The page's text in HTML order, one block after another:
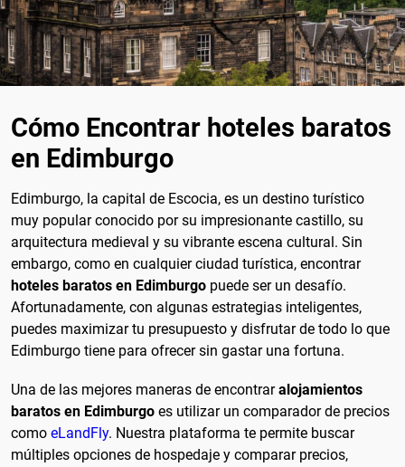
Cómo Encontrar hoteles baratos
en Edimburgo
Edimburgo, la capital de Escocia, es un destino turístico
muy popular conocido por su impresionante castillo, su
arquitectura medieval y su vibrante escena cultural. Sin
embargo, como en cualquier ciudad turística, encontrar
hoteles baratos en Edimburgo puede ser un desafío.
Afortunadamente, con algunas estrategias inteligentes,
puedes maximizar tu presupuesto y disfrutar de todo lo que
Edimburgo tiene para ofrecer sin gastar una fortuna.
Una de las mejores maneras de encontraralojamientos
baratos en Edimburgo es utilizar un comparador de precios
como eLandFly. Nuestra plataforma te permite buscar
múltiples opciones de hospedaje y comparar precios,